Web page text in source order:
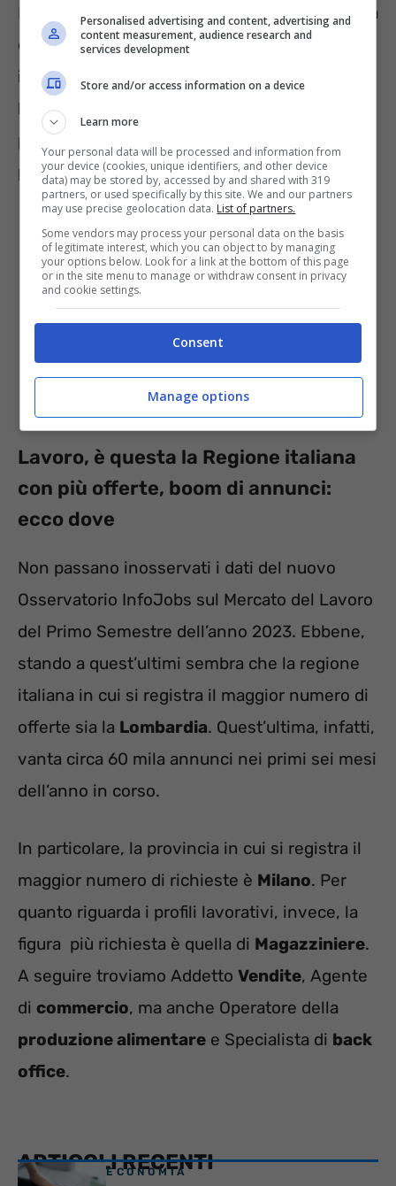
Proprio in tale ambito, pertanto, vi interesserà
qual è, stando le ultime stime, laregione
italiana con il maggior numero di offerte di
lavoro. Un vero e proprio boom di annunci,
per cui potrebbe rivelarsi opportuno inviare il
proprio curriculum.
Lavoro, è questa la Regione italiana
con più offerte, boom di annunci:
ecco dove
Non passano inosservati i dati del nuovo
Osservatorio InfoJobs sul Mercato del Lavoro
del Primo Semestre dell’anno 2023. Ebbene,
stando a quest’ultimi sembra che la regione
italiana in cui si registra il maggior numero di
offerte sia la Lombardia. Quest’ultima, infatti,
vanta circa 60 mila annunci nei primi sei mesi
dell’anno in corso.
In particolare, la provincia in cui si registra il
maggior numero di richieste è Milano. Per
quanto riguarda i profili lavorativi, invece, la
figura più richiesta è quella di Magazziniere.
A seguire troviamo Addetto Vendite, Agente
di commercio, ma anche Operatore della
produzione alimentare e Specialista di back
office.
ARTICOLI RECENTI
ECONOMIA
Personalised advertising and content, advertising and
content measurement, audience research and
services development
Store and/or access information on a device
Learn more
Your personal data will be processed and information from
your device (cookies, unique identifiers, and other device
data) may be stored by, accessed by and shared with 319
partners, or used specifically by this site. We and our partners
may use precise geolocation data. List of partners.
Some vendors may process your personal data on the basis
of legitimate interest, which you can object to by managing
your options below. Look for a link at the bottom of this page
or in the site menu to manage or withdraw consent in privacy
and cookie settings.
Consent
Manage options